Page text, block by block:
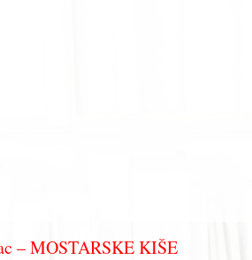
– MOSTARSKE KIŠE